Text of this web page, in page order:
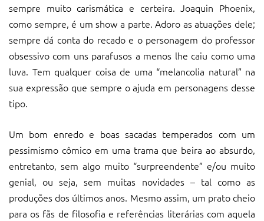
sempre muito carismática e certeira. Joaquin Phoenix,
como sempre, é um show a parte. Adoro as atuações dele;
sempre dá conta do recado e o personagem do professor
obsessivo com uns parafusos a menos lhe caiu como uma
luva. Tem qualquer coisa de uma “melancolia natural” na
sua expressão que sempre o ajuda em personagens desse
tipo.
Um bom enredo e boas sacadas temperados com um
pessimismo cômico em uma trama que beira ao absurdo,
entretanto, sem algo muito “surpreendente” e/ou muito
genial, ou seja, sem muitas novidades – tal como as
produções dos últimos anos. Mesmo assim, um prato cheio
para os fãs de filosofia e referências literárias com aquela